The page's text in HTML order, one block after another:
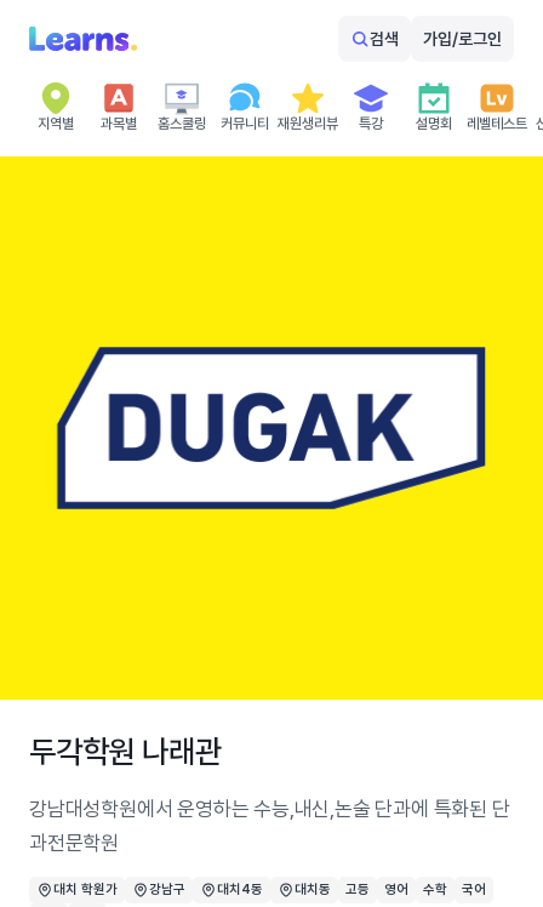
검색 가입/로그인
지역별 과목별 홈스쿨링 커뮤니티 재원생리뷰 특강 설명회 레벨테스트
두각학원 나래관
강남대성학원에서 운영하는 수능,내신,논술 단과에 특화된 단
과전문학원
대치 학원가 강남구 대치4동 대치동 고등 영어 수학
국어